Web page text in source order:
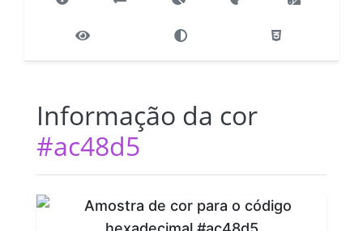
Informação da cor
#ac48d5